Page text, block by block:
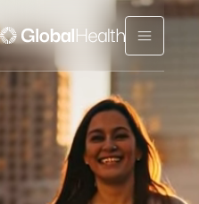
Menu fermé